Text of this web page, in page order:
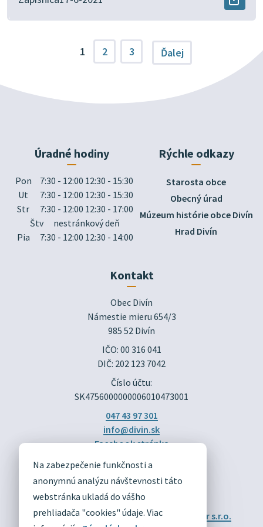
Na zabezpečenie funkčnosti a
anonymnú analýzu návštevnosti táto
webstránka ukladá do vášho
prehliadača "cookies" údaje. Viac
2021
v
okne.
1 2 3 Ďalej
DIVÍN
OFICIÁLNE STRÁNKY
Technický prevádzkovateľ:Alphabet partner s.r.o.
Úradné hodiny
Pon
7:30 - 12:00 12:30 - 15:30
Ut
7:30 - 12:00 12:30 - 15:30
Str
7:30 - 12:00 12:30 - 17:00
Štv
nestránkový deň
Pia
7:30 - 12:00 12:30 - 14:00
Rýchle odkazy
Starosta obce
Obecný úrad
Múzeum histórie obce Divín
Hrad Divín
Kontakt
Obec Divín
Námestie mieru 654/3
985 52 Divín
IČO: 00 316 041
DIČ: 202 123 7042
Číslo účtu:
SK4756000000006010473001
047 43 97 301
info@divin.sk
Facebook stránka